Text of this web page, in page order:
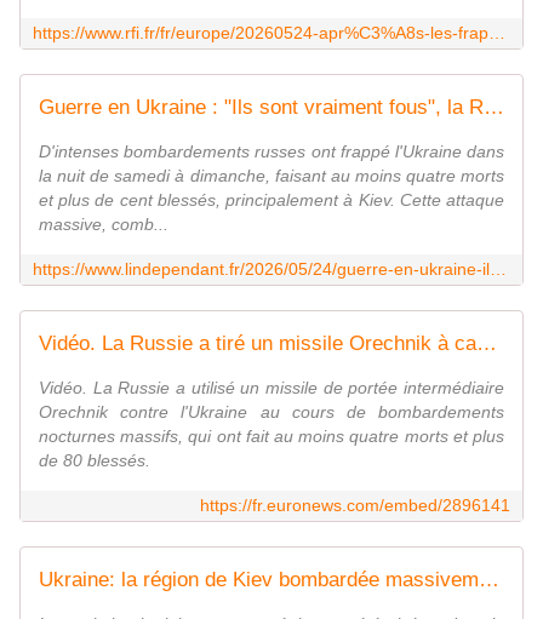
Guerre en Ukraine : "Ils sont vraiment fous", la Russie tire de nouveau ses missiles hypersoniques à capacité nucléaire Orechnik sur l'Ukraine
D'intenses bombardements russes ont frappé l'Ukraine dans
la nuit de samedi à dimanche, faisant au moins quatre morts
et plus de cent blessés, principalement à Kiev. Cette attaque
massive, comb...
Vidéo. La Russie a tiré un missile Orechnik à capacité nucléaire contre la région de Kyiv
Vidéo. La Russie a utilisé un missile de portée intermédiaire
Orechnik contre l'Ukraine au cours de bombardements
nocturnes massifs, qui ont fait au moins quatre morts et plus
de 80 blessés.
https://fr.euronews.com/embed/2896141
Ukraine: la région de Kiev bombardée massivement par la Russie, un missile balistique Orechnik utilisé